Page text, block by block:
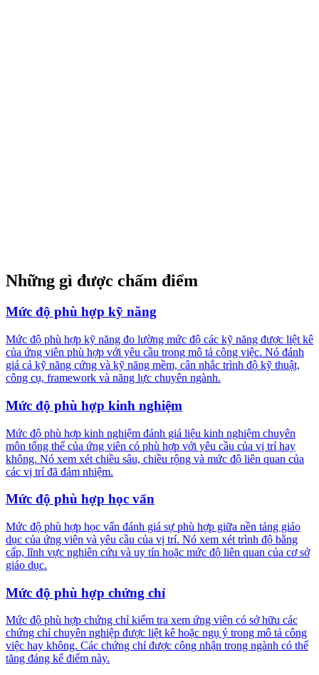
Những gì được chấm điểm
Mức độ phù hợp kỹ năng
Mức độ phù hợp kỹ năng đo lường mức độ các kỹ năng được liệt kê
của ứng viên phù hợp với yêu cầu trong mô tả công việc. Nó đánh
giá cả kỹ năng cứng và kỹ năng mềm, cân nhắc trình độ kỹ thuật,
công cụ, framework và năng lực chuyên ngành.
Mức độ phù hợp kinh nghiệm
Mức độ phù hợp kinh nghiệm đánh giá liệu kinh nghiệm chuyên
môn tổng thể của ứng viên có phù hợp với yêu cầu của vị trí hay
không. Nó xem xét chiều sâu, chiều rộng và mức độ liên quan của
các vị trí đã đảm nhiệm.
Mức độ phù hợp học vấn
Mức độ phù hợp học vấn đánh giá sự phù hợp giữa nền tảng giáo
dục của ứng viên và yêu cầu của vị trí. Nó xem xét trình độ bằng
cấp, lĩnh vực nghiên cứu và uy tín hoặc mức độ liên quan của cơ sở
giáo dục.
Mức độ phù hợp chứng chỉ
Mức độ phù hợp chứng chỉ kiểm tra xem ứng viên có sở hữu các
chứng chỉ chuyên nghiệp được liệt kê hoặc ngụ ý trong mô tả công
việc hay không. Các chứng chỉ được công nhận trong ngành có thể
tăng đáng kể điểm này.